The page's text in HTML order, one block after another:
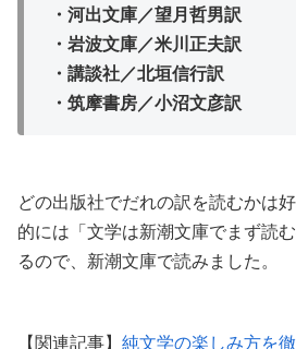
・河出文庫／望月哲男訳
・岩波文庫／米川正夫訳
・講談社／北垣信行訳
・筑摩書房／小沼文彦訳
どの出版社でだれの訳を読むかは
的には「文学は新潮文庫でまず読
るので、新潮文庫で読みました。
【関連記事】 純文学の楽しみ方を